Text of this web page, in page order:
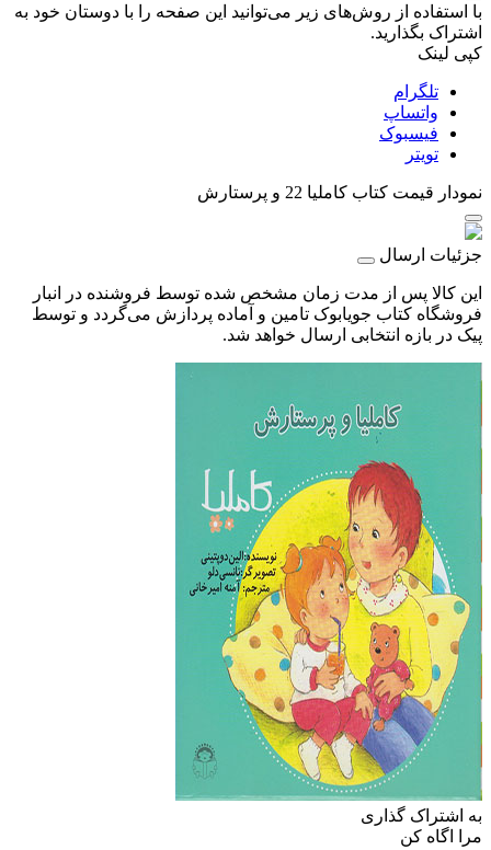
با استفاده از روش‌های زیر می‌توانید این صفحه را با دوستان خود به
اشتراک بگذارید.
کپی لینک
تلگرام
واتساپ
فیسبوک
تویتر
نمودار قیمت کتاب کاملیا 22 و پرستارش
جزئیات ارسال
این کالا پس از مدت زمان مشخص شده توسط فروشنده در انبار
فروشگاه کتاب جویابوک تامین و آماده پردازش می‌گردد و توسط
پیک در بازه انتخابی ارسال خواهد شد.
به اشتراک گذاری
مرا اگاه کن